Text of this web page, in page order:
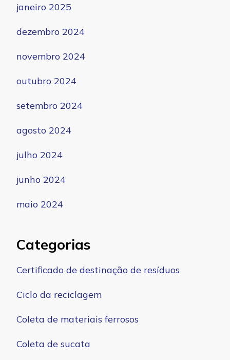
janeiro 2025
dezembro 2024
novembro 2024
outubro 2024
setembro 2024
agosto 2024
julho 2024
junho 2024
maio 2024
Categorias
Certificado de destinação de resíduos
Ciclo da reciclagem
Coleta de materiais ferrosos
Coleta de sucata